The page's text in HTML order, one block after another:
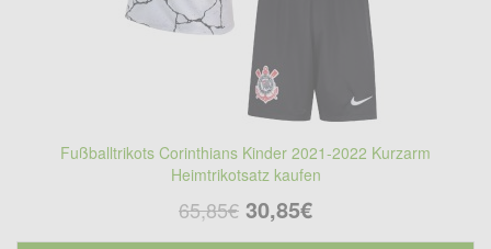
Fußballtrikots Corinthians Kinder 2021-2022 Kurzarm
Heimtrikotsatz kaufen
65,85€ 30,85€